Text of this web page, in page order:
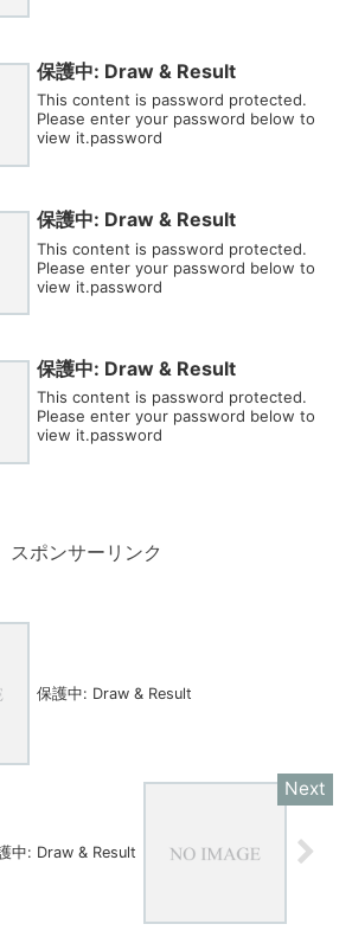
保護中: Draw & Result
This content is password protected.
Please enter your password below to
view it.password
保護中: Draw & Result
This content is password protected.
Please enter your password below to
view it.password
保護中: Draw & Result
This content is password protected.
Please enter your password below to
view it.password
スポンサーリンク
保護中: Draw & Result
中: Draw & Result